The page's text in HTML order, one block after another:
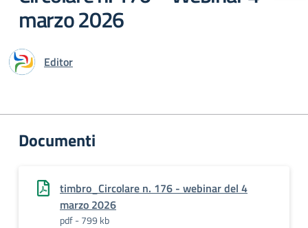
marzo 2026
Editor
Documenti
timbro_Circolare n. 176 - webinar del 4
marzo 2026
pdf - 799 kb